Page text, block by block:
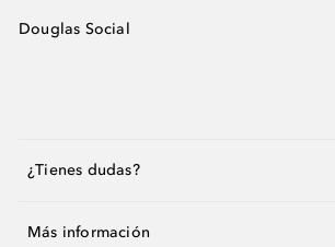
Douglas Social
¿Tienes dudas?
Más información